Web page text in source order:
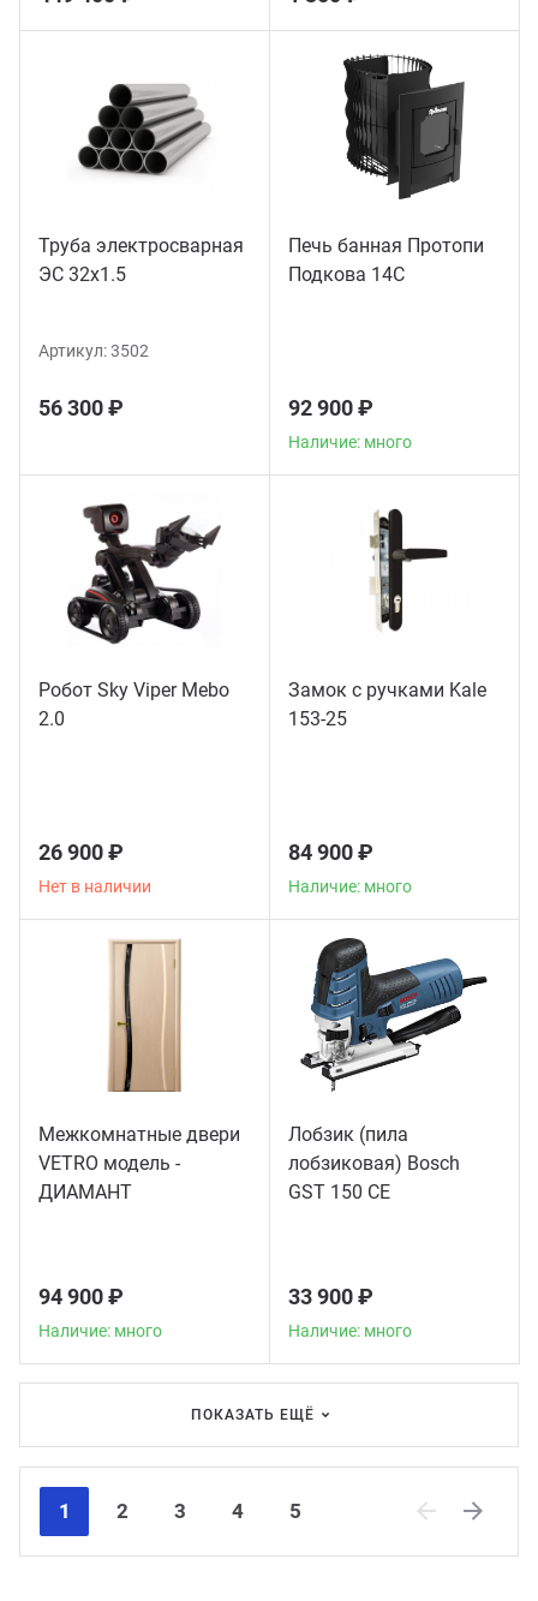
Труба электросварная
ЭС 32x1.5
Артикул:3502
56 300 ₽
Печь банная Протопи
Подкова 14С
92 900 ₽
Наличие: много
Робот Sky Viper Mebo
2.0
26 900 ₽
Нет в наличии
Замок с ручками Kale
153-25
84 900 ₽
Наличие: много
Межкомнатные двери
VETRO модель -
ДИАМАНТ
94 900 ₽
Наличие: много
Лобзик (пила
лобзиковая) Bosch
GST 150 CE
33 900 ₽
Наличие: много
ПОКАЗАТЬ ЕЩЁ
1 2 3 4
5